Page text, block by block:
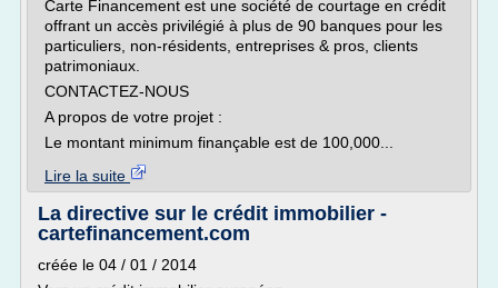
Carte Financement est une société de courtage en crédit
offrant un accès privilégié à plus de 90 banques pour les
particuliers, non-résidents, entreprises & pros, clients
patrimoniaux.
CONTACTEZ-NOUS
A propos de votre projet :
Le montant minimum finançable est de 100,000...
Lire la suite
La directive sur le crédit immobilier -
cartefinancement.com
créée le 04 / 01 / 2014